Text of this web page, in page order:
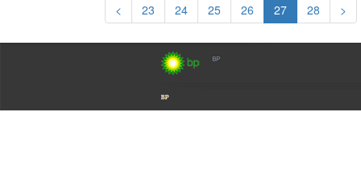
< 23 24 25 26 27 28 >